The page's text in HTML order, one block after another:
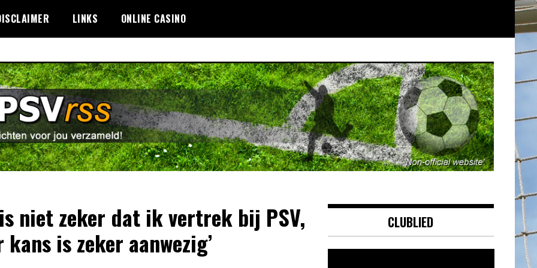
LINKS ONLINE CASINO
niet zeker dat ik vertrek bij PSV,
kans is zeker aanwezig’
CLUBLIED